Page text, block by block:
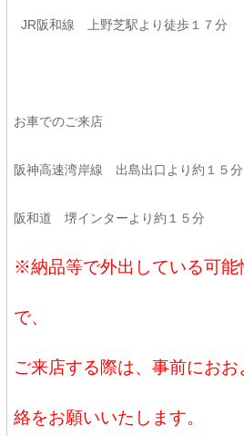
JR阪和線 上野芝駅より徒歩１７分
お車でのご来店
阪神高速湾岸線 出島出口より約１５分
阪和道 堺インターより約１５分
※納品等で外出している可能
で、
ご来店する際は、事前にお
絡をお願いいたします。